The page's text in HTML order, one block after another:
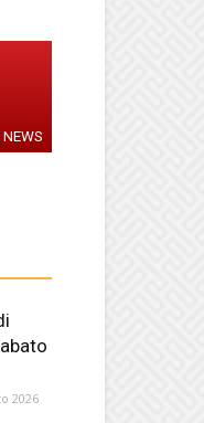
2026